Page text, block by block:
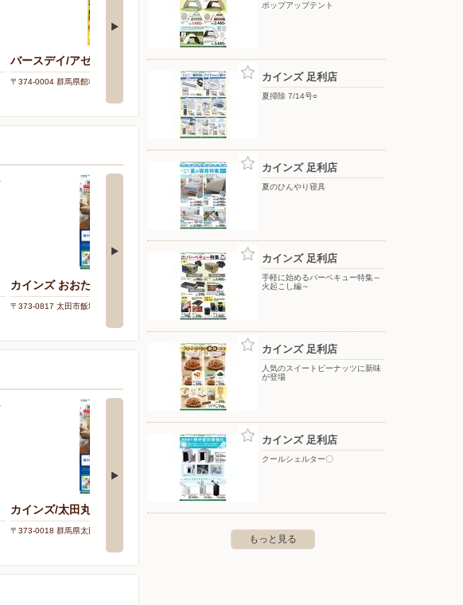
バースデイ/アゼリアモール店
〒374-0004 群馬県館林市楠町3648-1
バースデイ/佐野店
〒327-0004 栃木県佐野市赤坂町961-1
カインズ おおたモール店
〒373-0817 太田市飯塚町625-1
カインズ/太田丸山店
〒373-0018 太田市丸山町1380
カインズ/太田丸山店
〒373-0018 群馬県太田市丸山町1380 〒373-0817 群馬県太田市飯塚町625-1
ポップアップテント
カインズ 足利店
夏掃除 7/14号○
カインズ 足利店
夏のひんやり寝具
カインズ 足利店
手軽に始めるバーベキュー特集～
火起こし編～
カインズ 足利店
人気のスイートピーナッツに新味
が登場
カインズ 足利店
クールシェルター〇
もっと見る